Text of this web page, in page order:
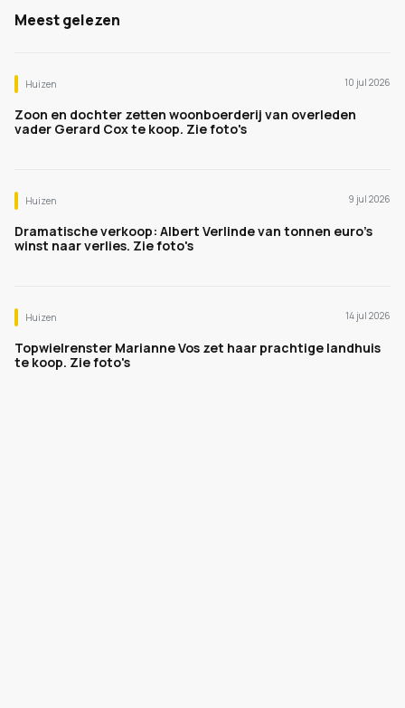
Meest gelezen
Huizen 10 jul 2026
Zoon en dochter zetten woonboerderij van overleden
vader Gerard Cox te koop. Zie foto's
Huizen 9 jul 2026
Dramatische verkoop: Albert Verlinde van tonnen euro's
winst naar verlies. Zie foto's
Huizen 14 jul 2026
Topwielrenster Marianne Vos zet haar prachtige landhuis
te koop. Zie foto's